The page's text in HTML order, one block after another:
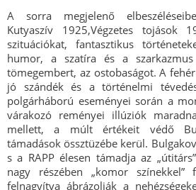
A sorra megjelenő
Kutyaszív 1925,Végzetes tojások
szituációkat, fantasztikus
humor, a szatíra és a
tömegembert, az ostobaságot. A
jó szándék és a történelmi
polgárháború eseményei során a
várakozó reményei illúziók
mellett, a múlt értékeit védő
támadások össztüzébe kerül.
s a RAPP élesen támadja az
nagy részében „komor
felnagyítva ábrázolják a